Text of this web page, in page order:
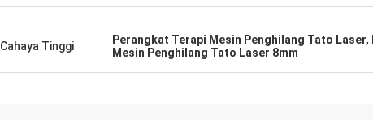
Cahaya Tinggi Perangkat Terapi Mesin Penghilang Tato Laser,
Mesin Penghilang Tato Laser 8mm